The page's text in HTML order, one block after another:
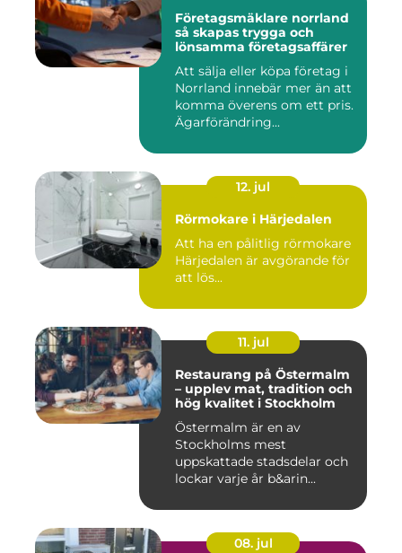
Företagsmäklare norrland
så skapas trygga och
lönsamma företagsaffärer
Att sälja eller köpa företag i
Norrland innebär mer än att
komma överens om ett pris.
Ägarförändring...
12. jul
Rörmokare i Härjedalen
Att ha en pålitlig rörmokare
Härjedalen är avgörande för
att lös...
11. jul
Restaurang på Östermalm
– upplev mat, tradition och
hög kvalitet i Stockholm
Östermalm är en av
Stockholms mest
uppskattade stadsdelar och
lockar varje år b&arin...
08. jul